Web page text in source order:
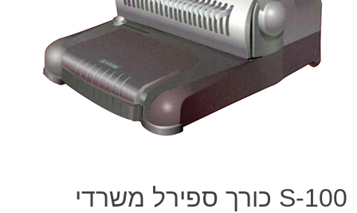
S-100 כורך ספירל משרדי